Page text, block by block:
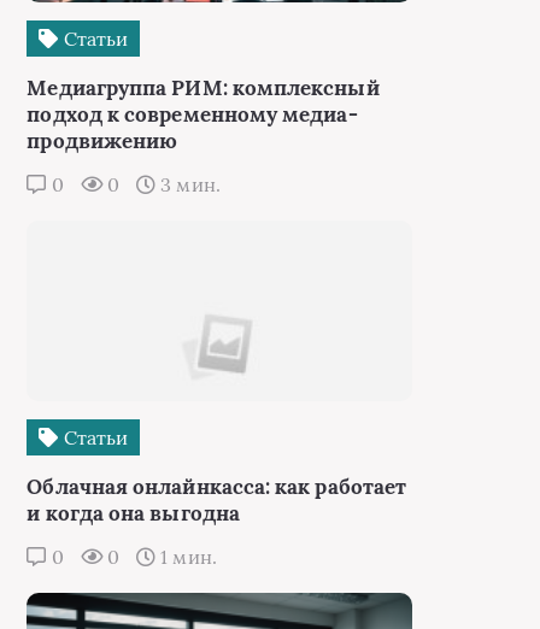
Статьи
Медиагруппа РИМ: комплексный
подход к современному медиа-
продвижению
0 0 3 мин.
Статьи
Облачная онлайнкасса: как работает
и когда она выгодна
0 0 1 мин.